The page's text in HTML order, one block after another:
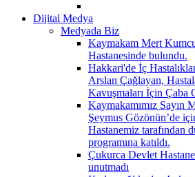
Dijital Medya
Medyada Biz
Kaymakam Mert
Hastanesinde bulundu.
Hakkari'de İç
Arslan Çağlayan,
Kavuşmaları İçin Çaba
Kaymakamımız
Şeymus Gözönün’de
Hastanemiz tarafından
programına katıldı.
Çukurca Devlet
unutmadı